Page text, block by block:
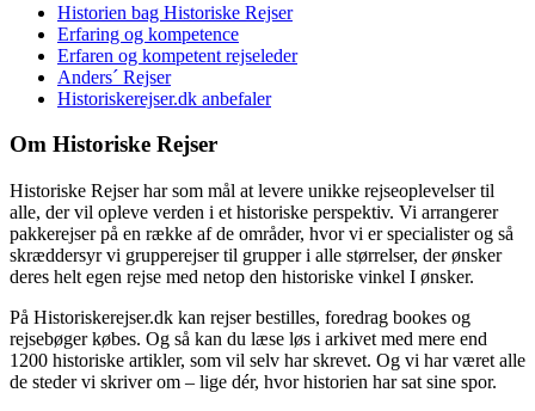
Historien bag Historiske Rejser
Erfaring og kompetence
Erfaren og kompetent rejseleder
Anders´ Rejser
Historiskerejser.dk anbefaler
Om Historiske Rejser
Historiske Rejser har som mål at levere unikke rejseoplevelser til
alle, der vil opleve verden i et historiske perspektiv. Vi arrangerer
pakkerejser på en række af de områder, hvor vi er specialister og så
skræddersyr vi grupperejser til grupper i alle størrelser, der ønsker
deres helt egen rejse med netop den historiske vinkel I ønsker.
På Historiskerejser.dk kan rejser bestilles, foredrag bookes og
rejsebøger købes. Og så kan du læse løs i arkivet med mere end
1200 historiske artikler, som vil selv har skrevet. Og vi har været alle
de steder vi skriver om – lige dér, hvor historien har sat sine spor.